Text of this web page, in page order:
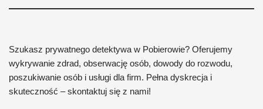
Szukasz prywatnego detektywa w Pobierowie? Oferujemy
wykrywanie zdrad, obserwację osób, dowody do rozwodu,
poszukiwanie osób i usługi dla firm. Pełna dyskrecja i
skuteczność – skontaktuj się z nami!